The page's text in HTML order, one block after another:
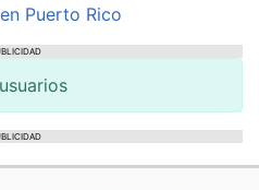
Puerto Rico